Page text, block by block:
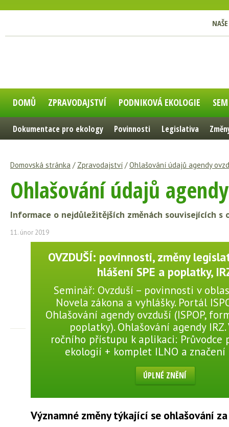
DOMŮ ZPRAVODAJSTVÍ PODNIKOVÁ EKOLOGIE
Dokumentace pro ekology Povinnosti Legislativa
Domovská stránka / Zpravodajství /Ohlašování údajů agendy
Ohlašování údajů
Informace o nejdůležitějších změnách souvisejících s
11. únor 2019
OVZDUŠÍ: povinnosti, změny
hlášení SPE a poplatky,
Seminář: Ovzduší – povinnosti v
Novela zákona a vyhlášky. Portál
Ohlašování agendy ovzduší (ISPOP,
poplatky). Ohlašování agendy
ročního přístupu k aplikaci: Průvodce
ekologií + komplet ILNO a značení
ÚPLNÉ ZNĚNÍ
Významné změny týkající se ohlašování